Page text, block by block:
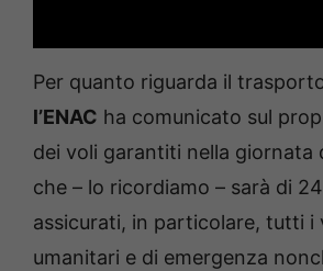
Per quanto riguarda il
l’ENAC ha comunicato sul
dei voli garantiti nella giornata
che – lo ricordiamo – sarà di
assicurati, in particolare, tutti i
umanitari e di emergenza